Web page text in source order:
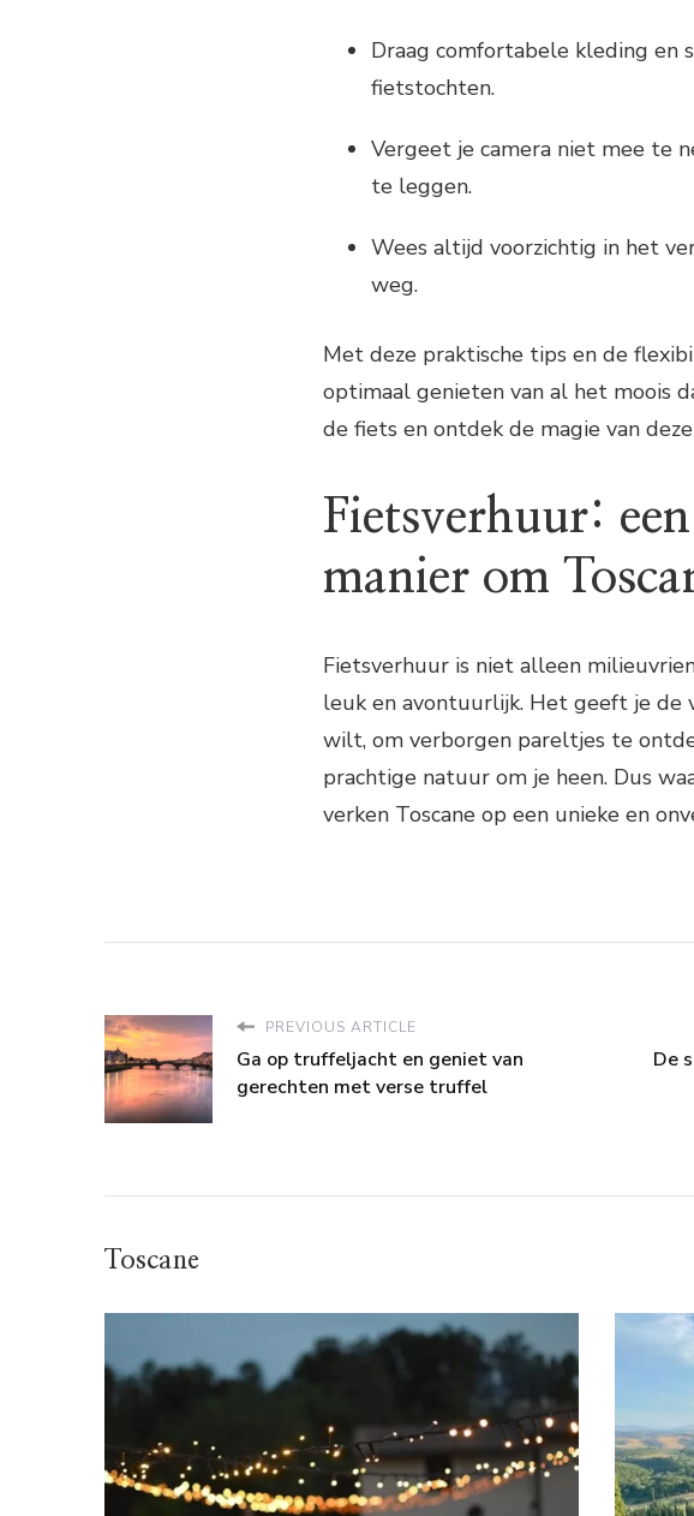
Draag comfortabele kleding en
fietstochten.
Vergeet je camera niet mee te
te leggen.
Wees altijd voorzichtig in het
weg.
Met deze praktische tips en de
optimaal genieten van al het moois
de fiets en ontdek de magie van
Fietsverhuur:
manier om
Fietsverhuur is niet alleen
leuk en avontuurlijk. Het geeft je de
wilt, om verborgen pareltjes te
prachtige natuur om je heen. Dus
verken Toscane op een unieke en
PREVIOUS ARTICLE
Ga op truffeljacht en geniet van
gerechten met verse truffel
De
Toscane